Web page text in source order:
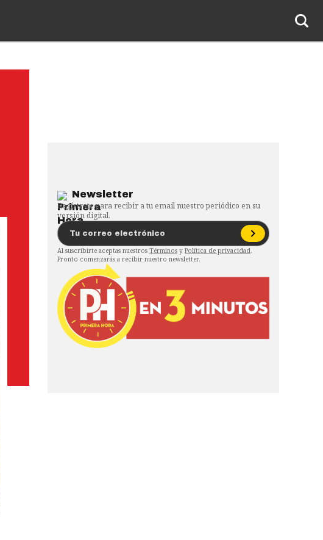
Newsletter
Regístrate para recibir a tu email nuestro periódico en su
versión digital.
Al suscribirte aceptas nuestros Términos y Política de privacidad.
Pronto comenzarás a recibir nuestro newsletter.